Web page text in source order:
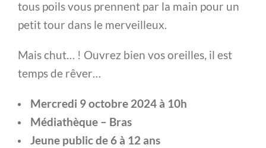
tous poils vous prennent par la main pour un
petit tour dans le merveilleux.
Mais chut… ! Ouvrez bien vos oreilles, il est
temps de rêver…
Mercredi 9 octobre 2024 à 10h
Médiathèque – Bras
Jeune public de 6 à 12 ans